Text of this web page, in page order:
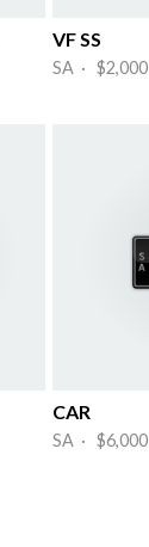
VF SS
SA · $2,000
CAR
SA · $6,000